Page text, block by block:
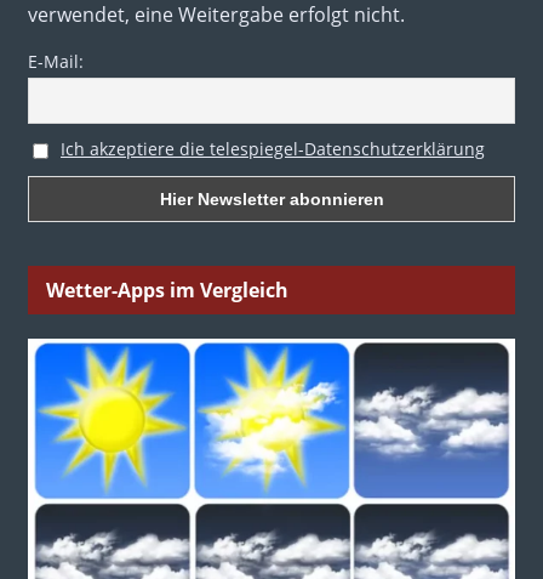
verwendet, eine Weitergabe erfolgt nicht.
E-Mail:
Ich akzeptiere die telespiegel-Datenschutzerklärung
Wetter-Apps im Vergleich